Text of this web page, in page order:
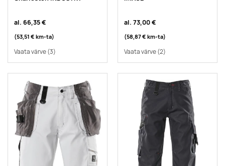
al. 66,35 €
(53,51 € km-ta)
Vaata värve(3)
al. 73,00 €
(58,87 € km-ta)
Vaata värve(2)